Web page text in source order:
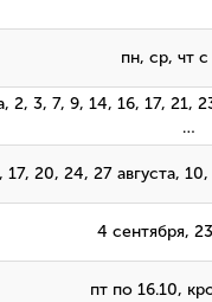
пн, ср, чт
2, 3, 7, 9, 14, 16, 17, 21,
…
17, 20, 24, 27 августа,
4 сентября,
пт по 16.10,